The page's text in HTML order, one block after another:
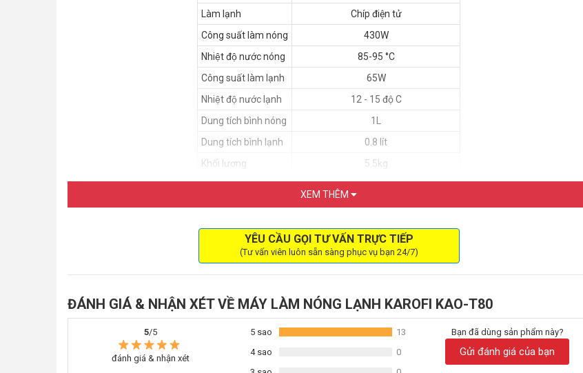
Làm lạnh
Chíp điện tử
Công suất làm nóng
430W
Nhiệt độ nước nóng
85-95 °C
Công suất làm lạnh
65W
Nhiệt độ nước lạnh
12 - 15 độ C
Dung tích bình nóng
1L
Dung tích bình lạnh
0.8 lít
Khối lượng
5.5kg
Màu sắc
Trắng
Máy làm nước nóng lạnh đầu tiên tại Việt Nam
nước độc đáo: Nóng, Lạnh, và Nguội, KAO-T80 biến đổi cách bạn sử dụng nước một cách hoàn toàn mới.
Với khả năng tích hợp độc đáo, chỉ cần một lần cài đặt, KAO-T80 sẽ mang đến trải nghiệm tuyệt vời cho cuộc sống hàng
ngày của bạn và cả gia đình. Bạn có thể thưởng thức ly trà ấm nóng, cùng lúc với cốc cafe sáng sớm hoặc nấu mì nhanh
chóng mà không cần chờ đợi. Nước lạnh tươi mát sẵn sàng để giải quyết cơn khát của bạn và nước nguội luôn sẵn sàng để
hỗ trợ việc nấu ăn trong một nốt nhạc. Tận hưởng siêu tiện ích mà máy làm nóng lạnh KAO-T80 mang lại ngay hôm nay!
XEM THÊM
YÊU CẦU GỌI TƯ VẤN TRỰC TIẾP
(Tư vấn viên luôn sẵn sàng phục vụ bạn 24/7)
ĐÁNH GIÁ & NHẬN XÉT VỀ MÁY LÀM NÓNG LẠNH KAROFI KAO-T80
5/5
đánh giá & nhận xét
5 sao
13
4 sao
0
Bạn đã dùng sản phẩm này?
Gửi đánh giá của bạn